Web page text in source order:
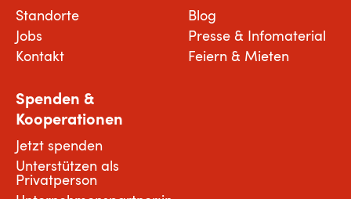
Standorte
Jobs
Kontakt
Blog
Presse & Infomaterial
Feiern & Mieten
Spenden &
Kooperationen
Jetzt spenden
Unterstützen als
Privatperson